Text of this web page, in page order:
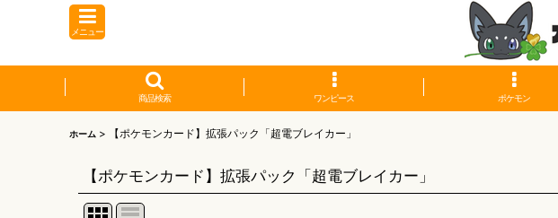
メニュー
商品検索 ワンピース ポケモン
ホーム > 【ポケモンカード】拡張パック「超電ブレイカー」
【ポケモンカード】拡張パック「超電ブレイカー」